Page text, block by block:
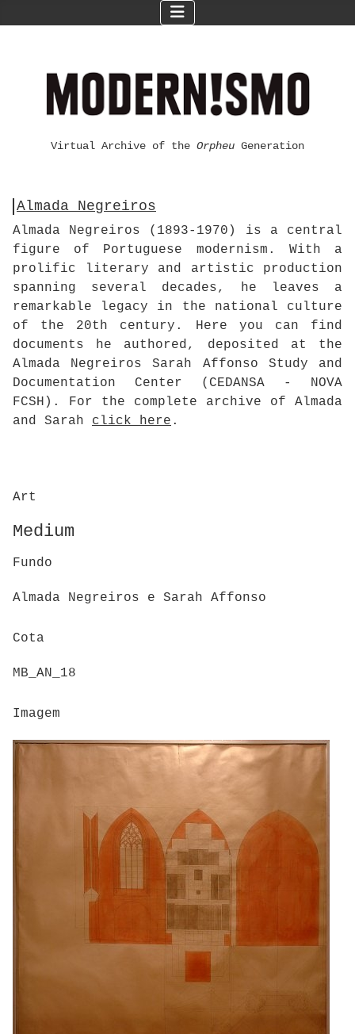
Virtual Archive of the Orpheu Generation
Almada Negreiros
Almada Negreiros (1893-1970) is a central
figure of Portuguese modernism. With a
prolific literary and artistic production
spanning several decades, he leaves a
remarkable legacy in the national culture
of the 20th century. Here you can find
documents he authored, deposited at the
Almada Negreiros Sarah Affonso Study and
Documentation Center (CEDANSA - NOVA
FCSH). For the complete archive of Almada
and Sarah click here .
Art
Medium
Fundo
Almada Negreiros e Sarah Affonso
Cota
MB_AN_18
Imagem